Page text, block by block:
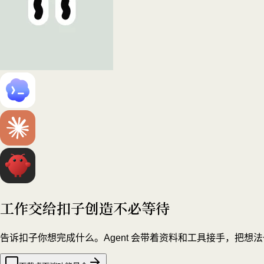
工作交给扣子创造不必等待
告诉扣子你想完成什么。Agent 会带着资料和工具接手，把想法